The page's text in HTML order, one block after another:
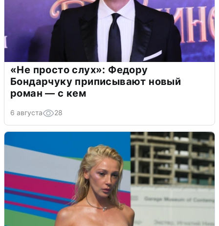
«Не просто слух»: Федору
Бондарчуку приписывают новый
роман — с кем
6 августа 28